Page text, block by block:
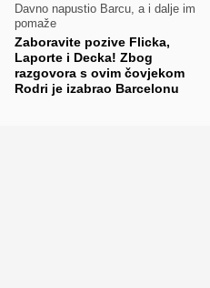
Davno napustio Barcu, a i dalje im
pomaže
Zaboravite pozive Flicka,
Laporte i Decka! Zbog
razgovora s ovim čovjekom
Rodri je izabrao Barcelonu